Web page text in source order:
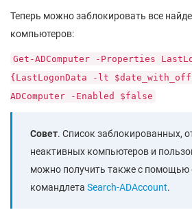
Теперь можно заблокировать все
компьютеров:
Get-ADComputer -Properties
{LastLogonData -lt
ADComputer -Enabled $false
Совет. Список заблокированных,
неактивных компьютеров и
можно получить также с помощью
командлета Search-ADAccount.